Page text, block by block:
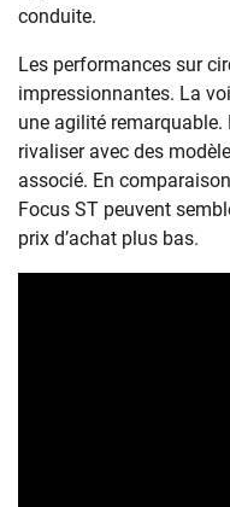
conduite.
Les performances sur
impressionnantes. La
une agilité remarquable.
rivaliser avec des
associé. En
Focus ST peuvent
prix d’achat plus bas.